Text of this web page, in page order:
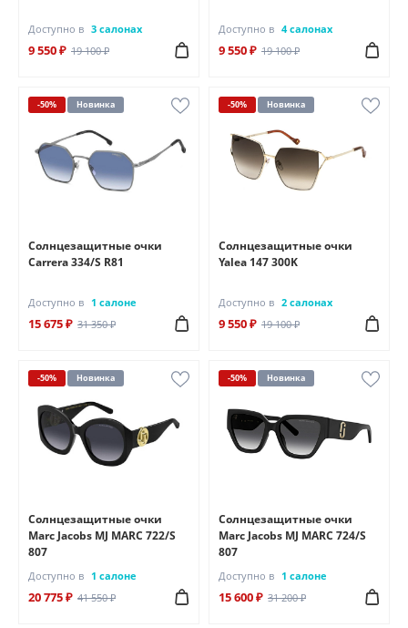
Доступно в 3 салонах
9 550 ₽ 19 100 ₽
Доступно в 4 салонах
9 550 ₽ 19 100 ₽
-50% Новинка
Солнцезащитные очки
Carrera 334/S R81
Доступно в 1 салоне
15 675 ₽ 31 350 ₽
-50% Новинка
Солнцезащитные очки
Yalea 147 300K
Доступно в 2 салонах
9 550 ₽ 19 100 ₽
-50% Новинка
Солнцезащитные очки
Marc Jacobs MJ MARC 722/S
807
Доступно в 1 салоне
20 775 ₽ 41 550 ₽
-50% Новинка
Солнцезащитные очки
Marc Jacobs MJ MARC 724/S
807
Доступно в 1 салоне
15 600 ₽ 31 200 ₽